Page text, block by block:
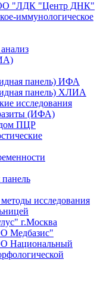
"ЛДК "Центр ДНК"
иммунологическое
панель) ИФА
панель) ХЛИА
исследования
(ИФА)
ПЦР
исследования
г.Москва
Медбазис"
Национальный